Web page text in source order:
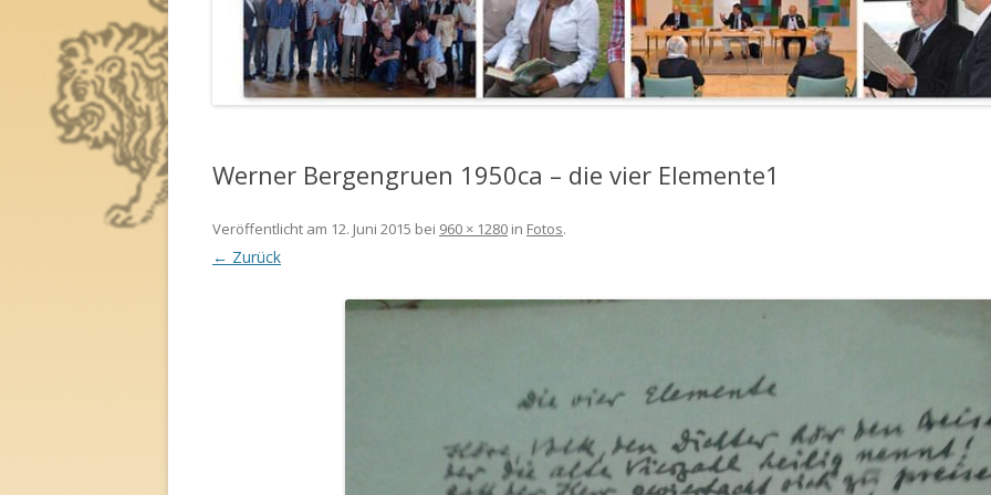
NACHLASS BERGENGRUENIANA II
BERGENGRUENIANA I
2009: SVENJA
Werner Bergengruen 1950ca – die vier Elemente1
Veröffentlicht am 12. Juni 2015 bei 960 × 1280 in Fotos.
← Zurück